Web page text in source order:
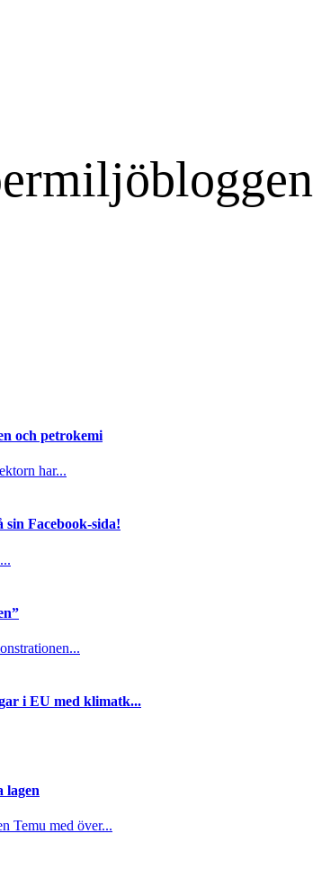
och petrokemi
har...
Facebook-sida!
i EU med klimatk...
lagen
Temu med över...